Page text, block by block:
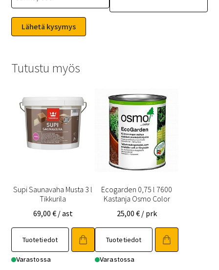
Tutustu myös
Supi Saunavaha Musta 3 l
Tikkurila
69,00 € / ast
Tuotetiedot
Varastossa
Ecogarden 0,75 l 7600
Kastanja Osmo Color
25,00 € / prk
Tuotetiedot
Varastossa